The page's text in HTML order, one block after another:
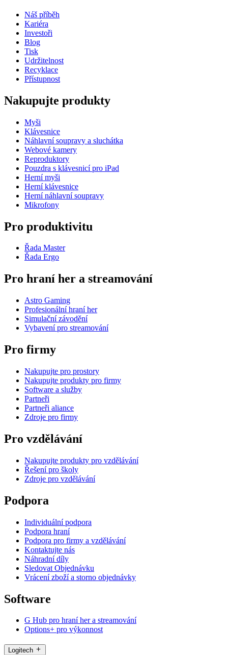
Náš příběh
Kariéra
Investoři
Blog
Tisk
Udržitelnost
Recyklace
Přístupnost
Nakupujte produkty
Myši
Klávesnice
Náhlavní soupravy a sluchátka
Webové kamery
Reproduktory
Pouzdra s klávesnicí pro iPad
Herní myši
Herní klávesnice
Herní náhlavní soupravy
Mikrofony
Pro produktivitu
Řada Master
Řada Ergo
Pro hraní her a streamování
Astro Gaming
Profesionální hraní her
Simulační závodění
Vybavení pro streamování
Pro firmy
Nakupujte pro prostory
Nakupujte produkty pro firmy
Software a služby
Partneři
Partneři aliance
Zdroje pro firmy
Pro vzdělávání
Nakupujte produkty pro vzdělávání
Řešení pro školy
Zdroje pro vzdělávání
Podpora
Individuální podpora
Podpora hraní
Podpora pro firmy a vzdělávání
Kontaktujte nás
Náhradní díly
Sledovat Objednávku
Vrácení zboží a storno objednávky
Software
G Hub pro hraní her a streamování
Options+ pro výkonnost
Logitech